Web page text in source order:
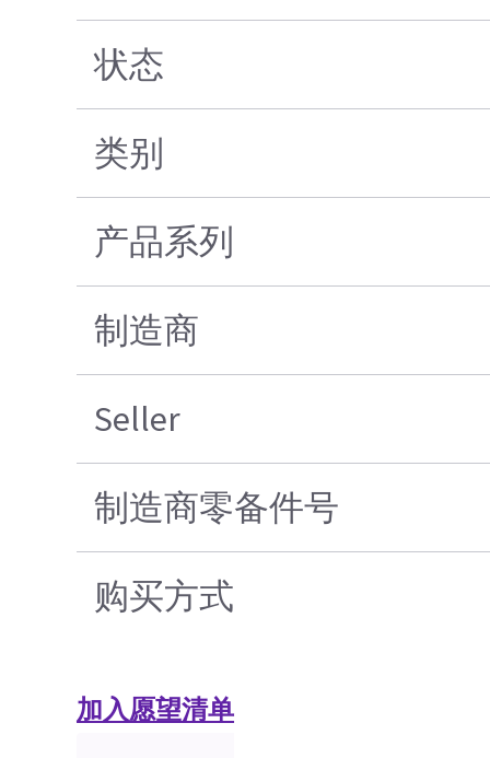
状态
类别
产品系列
制造商
Seller
制造商零备件号
购买方式
加入愿望清单